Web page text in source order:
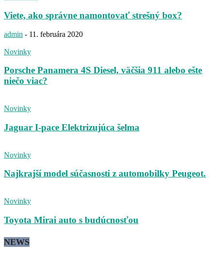
Viete, ako správne namontovať strešný box?
admin - 11. februára 2020
Novinky
Porsche Panamera 4S Diesel, väčšia 911 alebo ešte
niečo viac?
Novinky
Jaguar I-pace Elektrizujúca šelma
Novinky
Najkrajší model súčasnosti z automobilky Peugeot.
Novinky
Toyota Mirai auto s budúcnosťou
NEWS